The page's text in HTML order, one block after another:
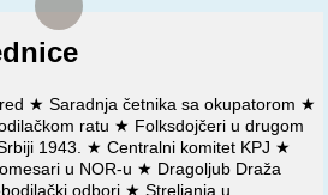
★Saradnja četnika sa okupatorom ★
ratu ★ Folksdojčeri u drugom
1943. ★Centralni komitet KPJ ★
u NOR-u ★ Dragoljub Draža
odbori ★Streljanja u